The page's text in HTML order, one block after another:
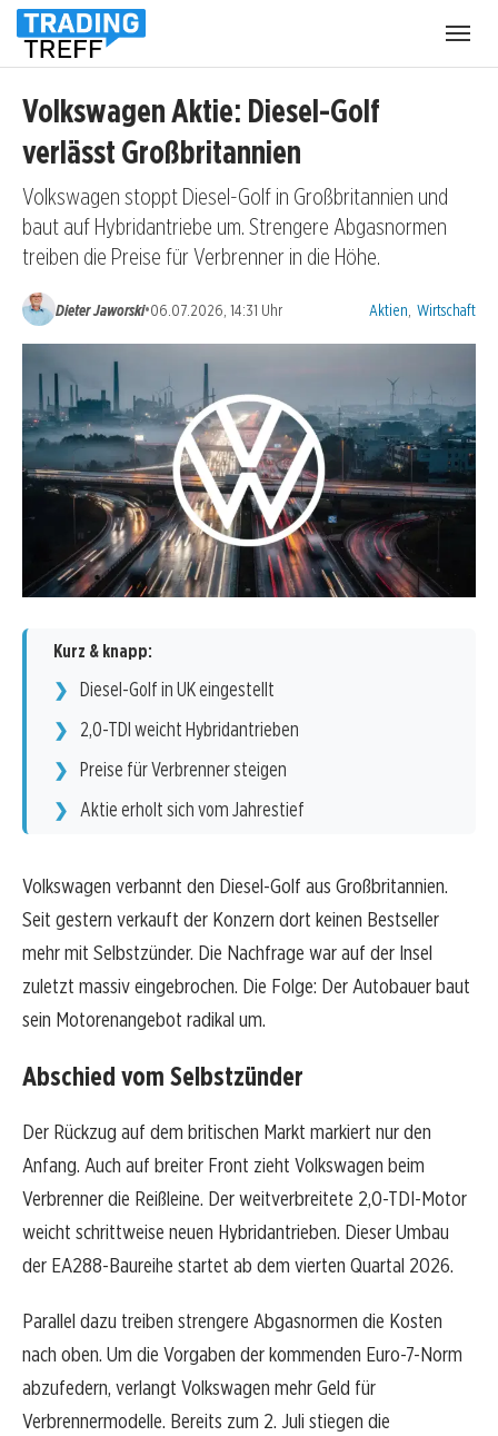
Volkswagen Aktie: Diesel-Golf
verlässt Großbritannien
Volkswagen stoppt Diesel-Golf in Großbritannien und
baut auf Hybridantriebe um. Strengere Abgasnormen
treiben die Preise für Verbrenner in die Höhe.
Dieter Jaworski•06.07.2026, 14:31 Uhr Kategorien:
Aktien Wirtschaft
Kurz & knapp:
Diesel-Golf in UK eingestellt
2,0-TDI weicht Hybridantrieben
Preise für Verbrenner steigen
Aktie erholt sich vom Jahrestief
Volkswagen verbannt den Diesel-Golf aus Großbritannien.
Seit gestern verkauft der Konzern dort keinen Bestseller
mehr mit Selbstzünder. Die Nachfrage war auf der Insel
zuletzt massiv eingebrochen. Die Folge: Der Autobauer baut
sein Motorenangebot radikal um.
Abschied vom Selbstzünder
Der Rückzug auf dem britischen Markt markiert nur den
Anfang. Auch auf breiter Front zieht Volkswagen beim
Verbrenner die Reißleine. Der weitverbreitete 2,0-TDI-Motor
weicht schrittweise neuen Hybridantrieben. Dieser Umbau
der EA288-Baureihe startet ab dem vierten Quartal 2026.
Parallel dazu treiben strengere Abgasnormen die Kosten
nach oben. Um die Vorgaben der kommenden Euro-7-Norm
abzufedern, verlangt Volkswagen mehr Geld für
Verbrennermodelle. Bereits zum 2. Juli stiegen die